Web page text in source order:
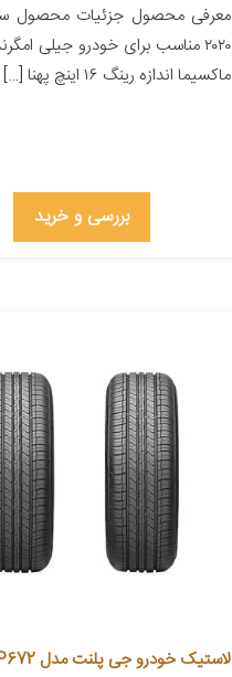
معرفی محصول جزئیات محصول
ماکسیما اندازه رینگ ۱۶ اینچ پهنا […]
بررسی و خرید